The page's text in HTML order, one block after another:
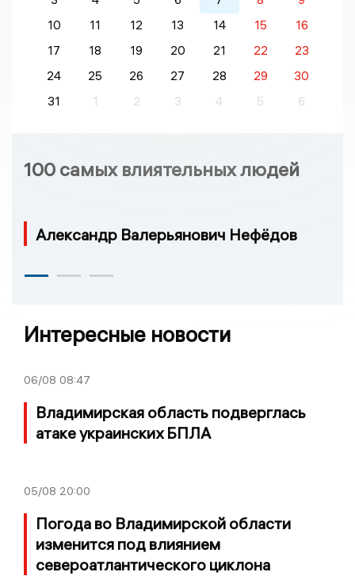
10
11 12 13 14 15
16
17
18 19 20 21 22
23
24
25 26 27 28 29
30
31
1 2 3 4 5 6
100 самых влиятельных людей
Александр Валерьянович Нефёдов
Интересные новости
06/08 08:47
Владимирская область подверглась
атаке украинских БПЛА
05/08 20:00
Погода во Владимирской области
изменится под влиянием
североатлантического циклона